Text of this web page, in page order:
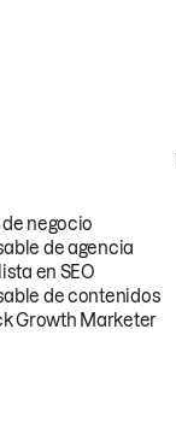
negocio
de agencia
en SEO
de contenidos
Growth Marketer